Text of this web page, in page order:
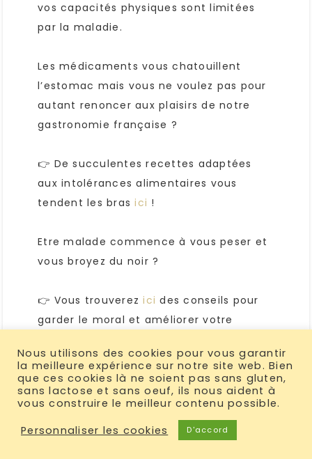
vos capacités physiques sont limitées
par la maladie.
Les médicaments vous chatouillent
l’estomac mais vous ne voulez pas pour
autant renoncer aux plaisirs de notre
gastronomie française ?
👉 De succulentes recettes adaptées
aux intolérances alimentaires vous
tendent les brasici !
Etre malade commence à vous peser et
vous broyez du noir ?
👉 Vous trouverezici des conseils pour
garder le moral et améliorer votre
COPYRIGHT © 2026 · UN SOURIRE AUX LÈVRES ·HELLO YOU DESIGNS
Nous utilisons des cookies pour vous garantir
la meilleure expérience sur notre site web. Bien
que ces cookies là ne soient pas sans gluten,
sans lactose et sans oeuf, ils nous aident à
vous construire le meilleur contenu possible.
Personnaliser les cookies
D'accord